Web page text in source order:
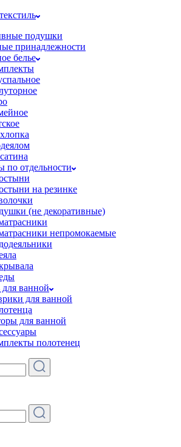
подушки
принадлежности
белье
по отдельности
на резинке
(не декоративные)
непромокаемые
для ванной
для ванной
для ванной
полотенец